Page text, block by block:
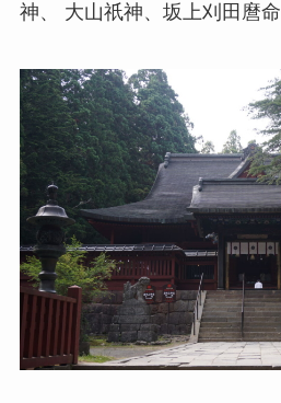
神、 大山祇神、坂上刈田麿命